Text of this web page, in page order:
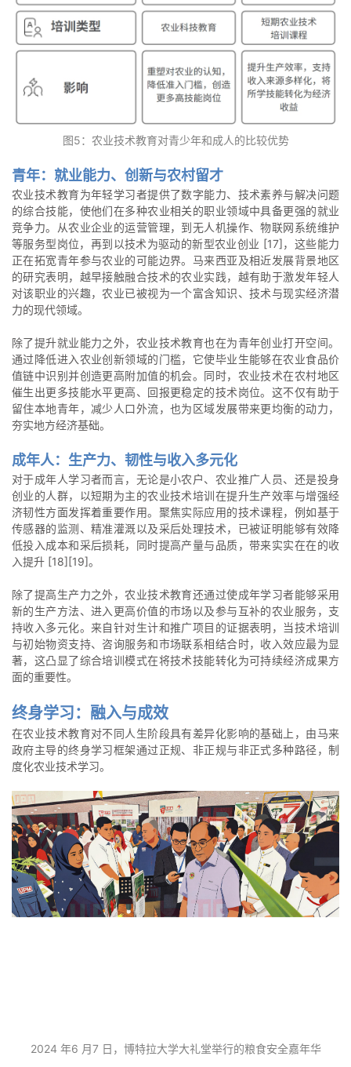
图5：农业技术教育对青少年和成人的比较优势
青年：就业能力、创新与农村留才
农业技术教育为年轻学习者提供了数字能力、技术素养与解决问题
的综合技能，使他们在多种农业相关的职业领域中具备更强的就业
竞争力。从农业企业的运营管理，到无人机操作、物联网系统维护
等服务型岗位，再到以技术为驱动的新型农业创业 [17]，这些能力
正在拓宽青年参与农业的可能边界。马来西亚及相近发展背景地区
的研究表明，越早接触融合技术的农业实践，越有助于激发年轻人
对该职业的兴趣，农业已被视为一个富含知识、技术与现实经济潜
力的现代领域。
除了提升就业能力之外，农业技术教育也在为青年创业打开空间。
通过降低进入农业创新领域的门槛，它使毕业生能够在农业食品价
值链中识别并创造更高附加值的机会。同时，农业技术在农村地区
催生出更多技能水平更高、回报更稳定的技术岗位。这不仅有助于
留住本地青年，减少人口外流，也为区域发展带来更均衡的动力，
夯实地方经济基础。
成年人：生产力、韧性与收入多元化
对于成年人学习者而言，无论是小农户、农业推广人员、还是投身
创业的人群，以短期为主的农业技术培训在提升生产效率与增强经
济韧性方面发挥着重要作用。聚焦实际应用的技术课程，例如基于
传感器的监测、精准灌溉以及采后处理技术，已被证明能够有效降
低投入成本和采后损耗，同时提高产量与品质，带来实实在在的收
入提升 [18][19]。
除了提高生产力之外，农业技术教育还通过使成年学习者能够采用
新的生产方法、进入更高价值的市场以及参与互补的农业服务，支
持收入多元化。来自针对生计和推广项目的证据表明，当技术培训
与初始物资支持、咨询服务和市场联系相结合时，收入效应最为显
著，这凸显了综合培训模式在将技术技能转化为可持续经济成果方
面的重要性。
终身学习：融入与成效
在农业技术教育对不同人生阶段具有差异化影响的基础上，由马来
政府主导的终身学习框架通过正规、非正规与非正式多种路径，制
度化农业技术学习。
2024 年6 月7 日，博特拉大学大礼堂举行的粮食安全嘉年华